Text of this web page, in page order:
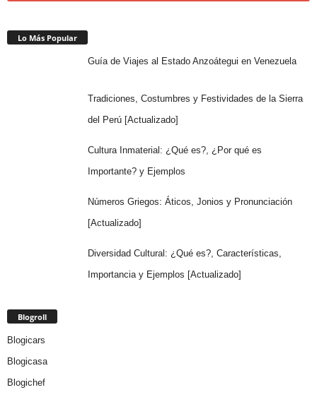
Lo Más Popular
Guía de Viajes al Estado Anzoátegui en Venezuela
Tradiciones, Costumbres y Festividades de la Sierra
del Perú [Actualizado]
Cultura Inmaterial: ¿Qué es?, ¿Por qué es
Importante? y Ejemplos
Números Griegos: Áticos, Jonios y Pronunciación
[Actualizado]
Diversidad Cultural: ¿Qué es?, Características,
Importancia y Ejemplos [Actualizado]
Blogroll
Blogicars
Blogicasa
Blogichef